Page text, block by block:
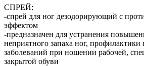
СПРЕЙ:
-спрей для ног дезодорирующий с
эффектом
-предназначен для устранения
неприятного запаха ног, профилактики
заболеваний при ношении рабочей,
закрытой обуви